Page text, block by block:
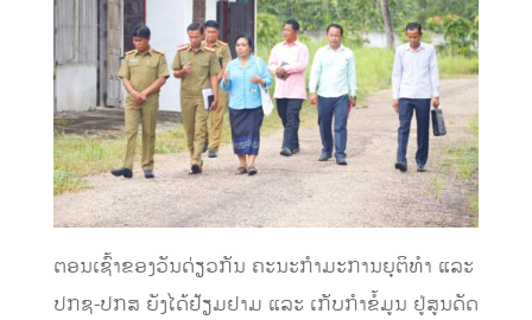
ຕອນເຊົ້າຂອງວັນດ່ຽວກັນ ຄະນະກຳມະການຍຸຕິທໍາ ແລະ
ປກຊ-ປກສ ຍັງໄດ້ຢ້ຽມຢາມ ແລະ ເກັບກໍາຂໍ້ມູນ ຢູ່ສູນດັດ